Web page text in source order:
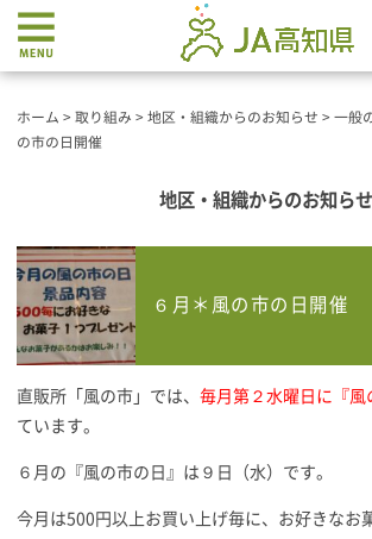
ホーム > 取り組み > 地区・組織からのお知らせ > 一般
の市の日開催
地区・組織からのお知らせ
６月＊風の市の日開催
直販所「風の市」では、 毎月第２水曜日に『風
ています。
６月の『風の市の日』は９日（水）です。
今月は500円以上お買い上げ毎に、お好きなお